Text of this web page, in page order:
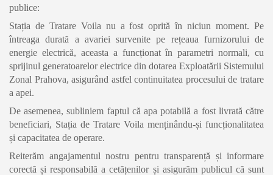
publice:
Stația de Tratare Voila nu a fost oprită în niciun moment. Pe
întreaga durată a avariei survenite pe rețeaua furnizorului de
energie electrică, aceasta a funcționat în parametri normali, cu
sprijinul generatoarelor electrice din dotarea Exploatării Sistemului
Zonal Prahova, asigurând astfel continuitatea procesului de tratare
a apei.
De asemenea, subliniem faptul că apa potabilă a fost livrată către
beneficiari, Stația de Tratare Voila menținându-și funcționalitatea
și capacitatea de operare.
Reiterăm angajamentul nostru pentru transparență și informare
corectă și responsabilă a cetățenilor și asigurăm publicul că sunt